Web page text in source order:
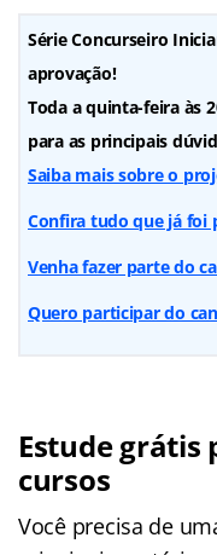
Série Concurseiro
aprovação!
Toda a quinta-feira às
para as principais
Saiba mais sobre o
Confira tudo que já foi
Venha fazer parte do
Quero participar do
Estude grátis
cursos
Você precisa de